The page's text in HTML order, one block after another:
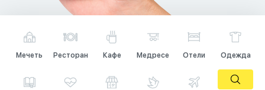
Мечеть Ресторан Кафе Медресе Отели Одежда